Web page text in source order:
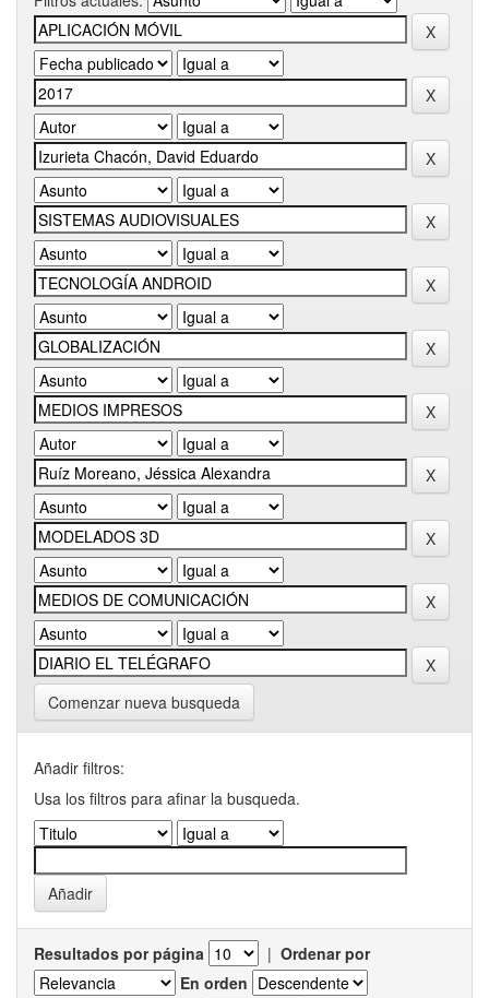
Comenzar nueva busqueda
Añadir filtros:
Usa los filtros para afinar la busqueda.
Resultados por página | Ordenar por
En orden